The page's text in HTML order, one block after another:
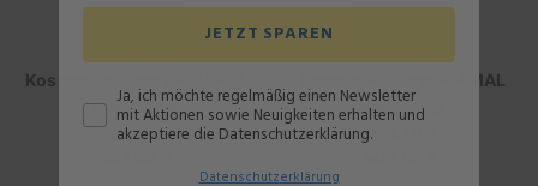
Kosmetiktücher ORGANIC
Recycling
3-lagig, 60 Blatt
Kosmetiktücher ANIMAL
Recycling
3-lagig, 60 Blatt
JETZT SPAREN
Ja, ich möchte regelmäßig einen Newsletter
mit Aktionen sowie Neuigkeiten erhalten und
akzeptiere die Datenschutzerklärung.
Datenschutzerklärung